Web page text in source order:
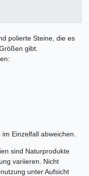
polierte Steine, die es
gibt.
Einzelfall abweichen.
sind Naturprodukte
variieren. Nicht
unter Aufsicht